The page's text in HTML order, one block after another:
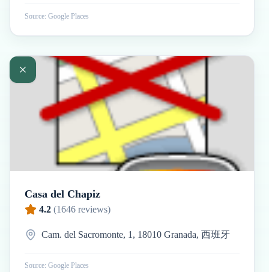
Source: Google Places
Casa del Chapiz
4.2 (1646 reviews)
Cam. del Sacromonte, 1, 18010 Granada, 西班牙
Source: Google Places